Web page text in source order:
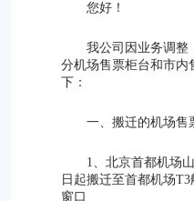
您好！
我公司因业务调整
分机场售票柜台和市内
下：
一、搬迁的机场售
1、北京首都机场
日起搬迁至首都机场
窗口